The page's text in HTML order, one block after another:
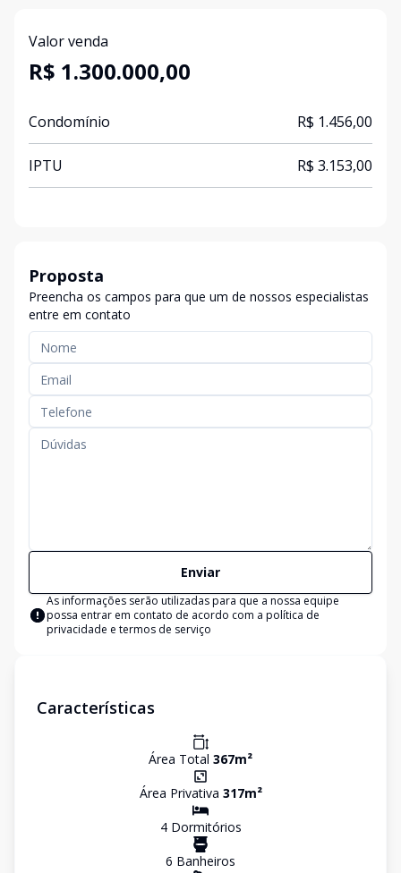
Valor venda
R$ 1.300.000,00
Condomínio R$ 1.456,00
IPTU R$ 3.153,00
Proposta
Preencha os campos para que um de nossos especialistas
entre em contato
Enviar
As informações serão utilizadas para que a nossa equipe
possa entrar em contato de acordo com a política de
privacidade e termos de serviço
Características
Área Total 367m²
Área Privativa 317m²
4Dormitórios
6 Banheiros